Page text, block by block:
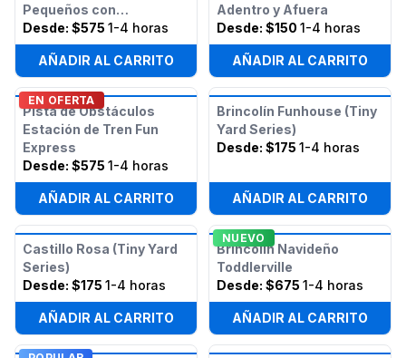
Pequeños con
Obstáculos
Desde: $575 1-4 horas
AÑADIR AL CARRITO
Adentro y Afuera
Desde: $150 1-4 horas
AÑADIR AL CARRITO
EN OFERTA
Pista de Obstáculos
Estación de Tren Fun
Express
Desde: $575 1-4 horas
AÑADIR AL CARRITO
Brincolín Funhouse (Tiny
Yard Series)
Desde: $175 1-4 horas
AÑADIR AL CARRITO
Castillo Rosa (Tiny Yard
Series)
Desde: $175 1-4 horas
AÑADIR AL CARRITO
NUEVO
Brincolín Navideño
Toddlerville
Desde: $675 1-4 horas
AÑADIR AL CARRITO